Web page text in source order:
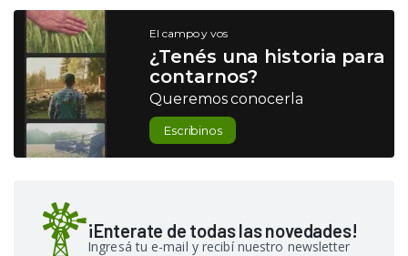
El campo y vos
¿Tenés una historia para
contarnos?
Queremos conocerla
Escribinos
¡Enterate de todas las novedades!
Ingresá tu e-mail y recibí nuestro newsletter